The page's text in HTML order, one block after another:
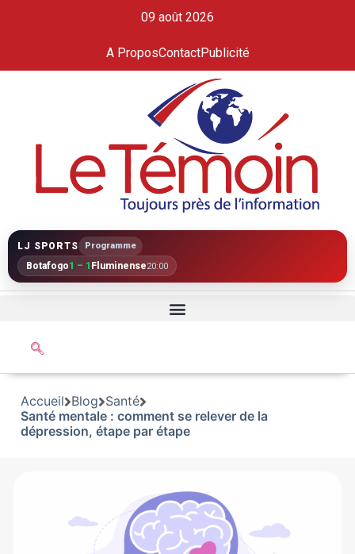
09 août 2026
A ProposContactPublicité
LJ SPORTS Programme
Botafogo1 – 1 Fluminense20:00
Accueil Blog Santé
Santé mentale : comment se relever de la
dépression, étape par étape